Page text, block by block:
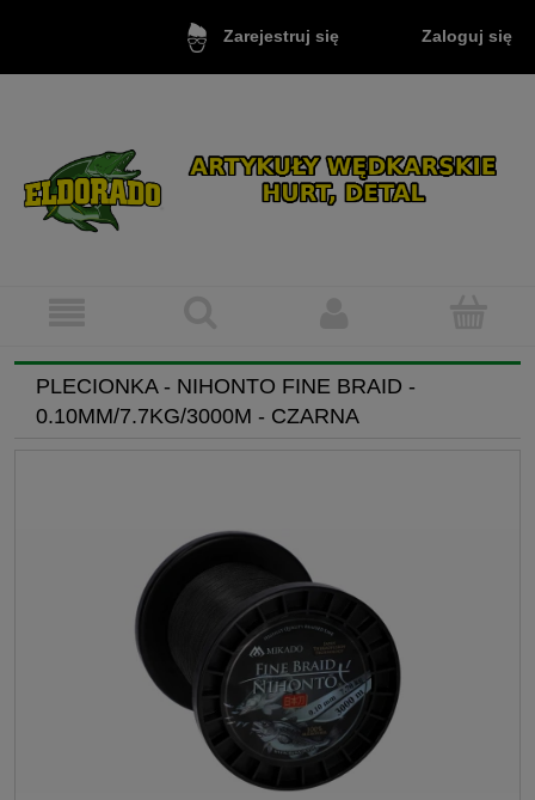
Zarejestruj się Zaloguj się
PLECIONKA - NIHONTO FINE BRAID -
0.10MM/7.7KG/3000M - CZARNA